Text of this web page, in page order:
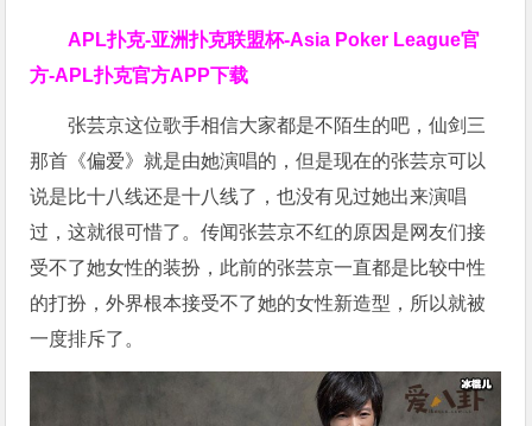
APL扑克-亚洲扑克联盟杯-Asia Poker League官
方-APL扑克官方APP下载
张芸京这位歌手相信大家都是不陌生的吧，仙剑三
那首《偏爱》就是由她演唱的，但是现在的张芸京可以
说是比十八线还是十八线了，也没有见过她出来演唱
过，这就很可惜了。传闻张芸京不红的原因是网友们接
受不了她女性的装扮，此前的张芸京一直都是比较中性
的打扮，外界根本接受不了她的女性新造型，所以就被
一度排斥了。